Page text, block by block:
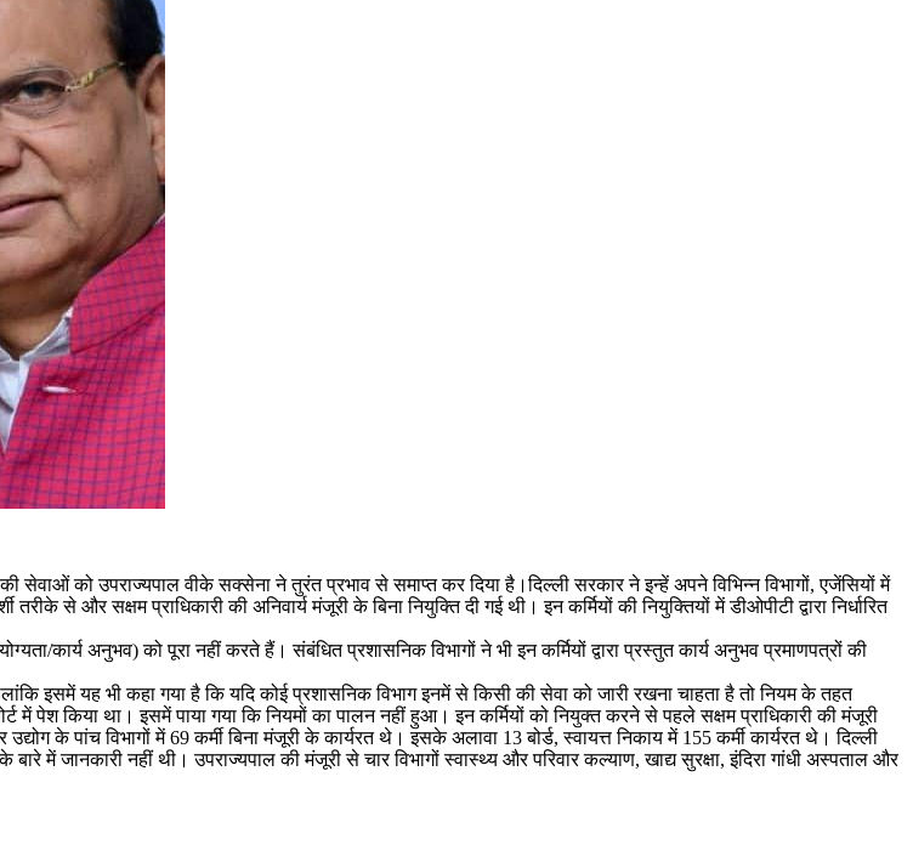
को उपराज्यपाल वीके सक्सेना ने तुरंत प्रभाव से समाप्त कर दिया है।दिल्ली सरकार ने इन्हें अपने विभिन्न विभागों, एजेंसियों में
से और सक्षम प्राधिकारी की अनिवार्य मंजूरी के बिना नियुक्ति दी गई थी। इन कर्मियों की नियुक्तियों में डीओपीटी द्वारा निर्धारित
कार्य अनुभव) को पूरा नहीं करते हैं। संबंधित प्रशासनिक विभागों ने भी इन कर्मियों द्वारा प्रस्तुत कार्य अनुभव प्रमाणपत्रों की
इसमें यह भी कहा गया है कि यदि कोई प्रशासनिक विभाग इनमें से किसी की सेवा को जारी रखना चाहता है तो नियम के तहत
में पेश किया था। इसमें पाया गया कि नियमों का पालन नहीं हुआ। इन कर्मियों को नियुक्त करने से पहले सक्षम प्राधिकारी की मंजूरी
के पांच विभागों में 69 कर्मी बिना मंजूरी के कार्यरत थे। इसके अलावा 13 बोर्ड, स्वायत्त निकाय में 155 कर्मी कार्यरत थे। दिल्ली
जानकारी नहीं थी। उपराज्यपाल की मंजूरी से चार विभागों स्वास्थ्य और परिवार कल्याण, खाद्य सुरक्षा, इंदिरा गांधी अस्पताल और